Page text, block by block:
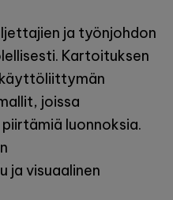
ja työnjohdon
Kartoituksen
joissa
luonnoksia.
ja visuaalinen